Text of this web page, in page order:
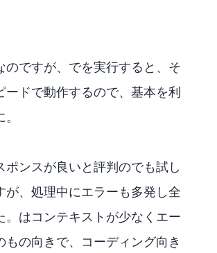
16GBなのですが、LMStudioでQwen3.5-35B-A3Bを実行すると、そ
動作するので、基本Qwen3.5-35B-A3Bを利
良いと評判のNemotron 3 Nano 30B A3B でも試し
が、処理中にエラーも多発し全
はコンテキストが少なくエー
もの向きで、コーディング向き